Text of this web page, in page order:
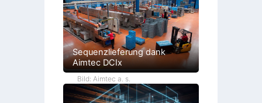
Sequenzlieferung dank
Aimtec DCIx
Bild: Aimtec a. s.